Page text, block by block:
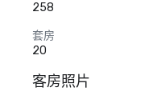
258
套房
20
客房照片